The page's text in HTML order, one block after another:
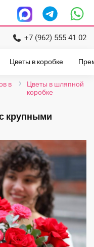
+7 (962) 555 41 02
Цветы в коробке
в
Цветы в шляпной
коробке
крупными